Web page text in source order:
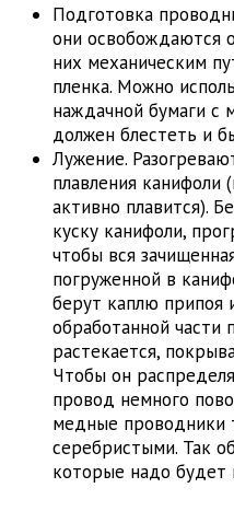
Подготовка
они освобождаются
них механическим
пленка. Можно
наждачной бумаги с
должен блестеть и
Лужение.
плавления канифоли
активно плавится).
куску канифоли,
чтобы вся
погруженной в
берут каплю припоя
обработанной части
растекается,
Чтобы он
провод немного
медные проводники
серебристыми. Так
которые надо будет